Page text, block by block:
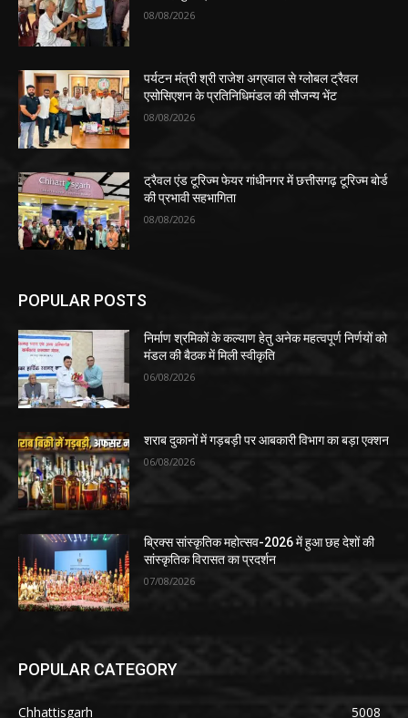
08/08/2026
पर्यटन मंत्री श्री राजेश अग्रवाल से ग्लोबल ट्रैवल
एसोसिएशन के प्रतिनिधिमंडल की सौजन्य भेंट
08/08/2026
ट्रैवल एंड टूरिज्म फेयर गांधीनगर में छत्तीसगढ़ टूरिज्म बोर्ड
की प्रभावी सहभागिता
08/08/2026
POPULAR POSTS
निर्माण श्रमिकों के कल्याण हेतु अनेक महत्वपूर्ण निर्णयों को
मंडल की बैठक में मिली स्वीकृति
06/08/2026
शराब दुकानों में गड़बड़ी पर आबकारी विभाग का बड़ा एक्शन
06/08/2026
ब्रिक्स सांस्कृतिक महोत्सव-2026 में हुआ छह देशों की
सांस्कृतिक विरासत का प्रदर्शन
07/08/2026
POPULAR CATEGORY
Chhattisgarh
5008